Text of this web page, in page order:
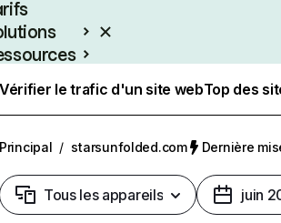
Vérifier le trafic d'un site webTop des
Principal / starsunfolded.com Dernière
Tous les appareils juin